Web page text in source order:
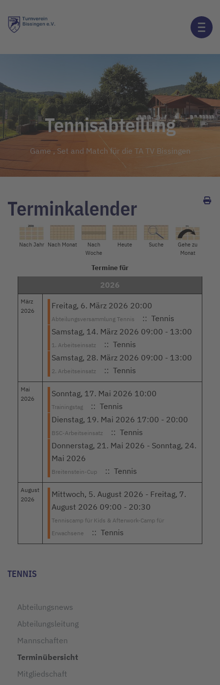
Tennisabteilung
Game , Set and Match für die TA TV Bissingen
Terminkalender
Nach Jahr Nach Monat
Nach
Woche
Heute Suche
Gehe zu
Monat
Termine für
2026
März
2026
Freitag, 6. März 2026 20:00
Abteilungsversammlung Tennis
:: Tennis
Samstag, 14. März 2026 09:00 - 13:00
1. Arbeitseinsatz
:: Tennis
Samstag, 28. März 2026 09:00 - 13:00
2. Arbeitseinsatz :: Tennis
Mai
2026
Sonntag, 17. Mai 2026 10:00
Trainingstag
:: Tennis
Dienstag, 19. Mai 2026 17:00 - 20:00
BSC-Arbeitseinsatz
:: Tennis
Donnerstag, 21. Mai 2026 - Sonntag, 24.
Mai 2026
Breitenstein-Cup :: Tennis
August
2026
Mittwoch, 5. August 2026 - Freitag, 7.
August 2026 09:00 - 20:30
Tenniscamp für Kids & Afterwork-Camp für
Erwachsene
:: Tennis
TENNIS
Abteilungsnews
Abteilungsleitung
Mannschaften
Terminübersicht
Mitgliedschaft